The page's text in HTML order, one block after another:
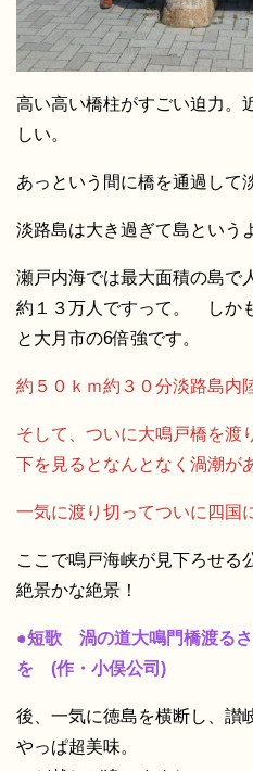
高い高い橋柱がすごい迫力。
しい。
あっという間に橋を通過して
淡路島は大き過ぎて島という
瀬戸内海では最大面積の島で
約１３万人ですって。 しか
と大月市の6倍強です。
約５０ｋｍ約３０分淡路島内
そして、ついに大鳴戸橋を渡
下を見るとなんとなく渦潮が
一気に渡り切ってついに四国
ここで鳴戸海峡が見下ろせる
絶景かな絶景！
●短歌 渦の道大鳴門橋渡るさ
を (作・小俣公司)
後、一気に徳島を横断し、讃
やっぱ超美味。